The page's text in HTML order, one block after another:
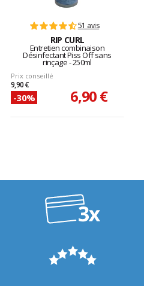
51 avis
RIP CURL
Entretien combinaison
Désinfectant Piss Off sans
rinçage - 250ml
Prix conseillé
9,90 €
-30% 6,90 €